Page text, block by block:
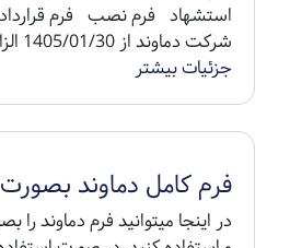
استشهاد فرم نصب فرم قرارداد
شرکت دماوند از 1405/01/30 الزامی کرده است....
جزئیات بیشتر
فرم کامل دماوند بصورت PDF